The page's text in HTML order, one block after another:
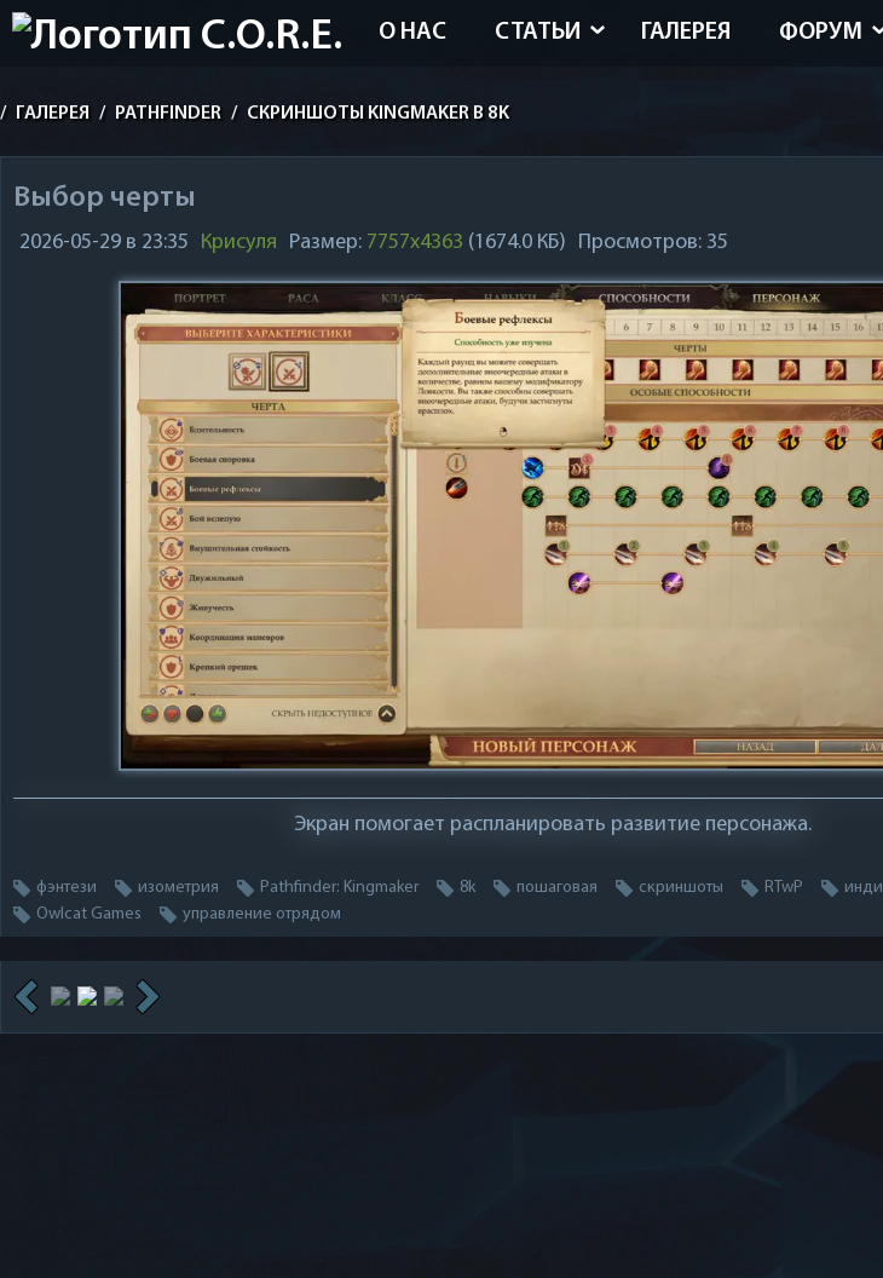
О НАС СТАТЬИ ГАЛЕРЕЯ ФОРУМ
/ ГАЛЕРЕЯ / PATHFINDER / СКРИНШОТЫ KINGMAKER В 8K
Выбор черты
2026-05-29 в 23:35 Крисуля Размер: 7757x4363 (1674.0 КБ) Просмотров: 35
Экран помогает распланировать развитие персонажа.
фэнтези изометрия Pathfinder: Kingmaker 8k пошаговая скриншоты RTwP инди
Owlcat Games
управление отрядом